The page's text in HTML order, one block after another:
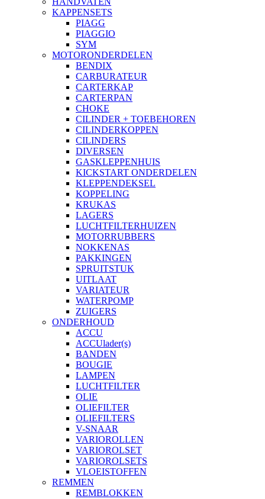
KAPPENSETS
PIAGG
PIAGGIO
SYM
MOTORONDERDELEN
BENDIX
CARBURATEUR
CARTERKAP
CARTERPAN
CHOKE
CILINDER + TOEBEHOREN
CILINDERKOPPEN
CILINDERS
DIVERSEN
GASKLEPPENHUIS
KICKSTART ONDERDELEN
KLEPPENDEKSEL
KOPPELING
KRUKAS
LAGERS
LUCHTFILTERHUIZEN
MOTORRUBBERS
NOKKENAS
PAKKINGEN
SPRUITSTUK
UITLAAT
VARIATEUR
WATERPOMP
ZUIGERS
ONDERHOUD
ACCU
ACCUlader(s)
BANDEN
BOUGIE
LAMPEN
LUCHTFILTER
OLIE
OLIEFILTER
OLIEFILTERS
V-SNAAR
VARIOROLLEN
VARIOROLSET
VARIOROLSETS
VLOEISTOFFEN
REMMEN
REMBLOKKEN